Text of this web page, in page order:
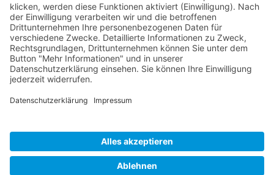
Service
Media
© 2026 - Camaro Erich Roiser GmbH
AGB Impressum